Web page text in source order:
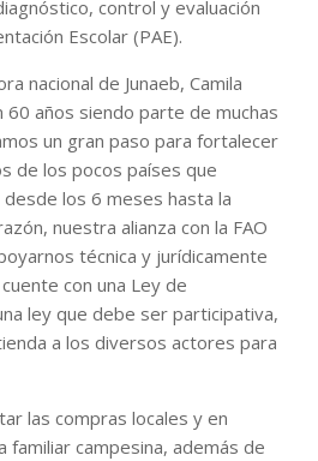
control y evaluación
Escolar (PAE).
nacional de Junaeb, Camila
60 años siendo parte de muchas
un gran paso para fortalecer
de los pocos países que
los 6 meses hasta la
nuestra alianza con la FAO
técnica y jurídicamente
con una Ley de
ley que debe ser participativa,
a los diversos actores para
las compras locales y en
familiar campesina, además de